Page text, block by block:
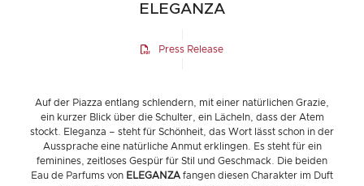
ELEGANZA
Press Release
Auf der Piazza entlang schlendern, mit einer natürlichen Grazie,
ein kurzer Blick über die Schulter, ein Lächeln, dass der Atem
stockt. Eleganza – steht für Schönheit, das Wort lässt schon in der
Aussprache eine natürliche Anmut erklingen. Es steht für ein
feminines, zeitloses Gespür für Stil und Geschmack. Die beiden
Eau de Parfums von ELEGANZA fangen diesen Charakter im Duft